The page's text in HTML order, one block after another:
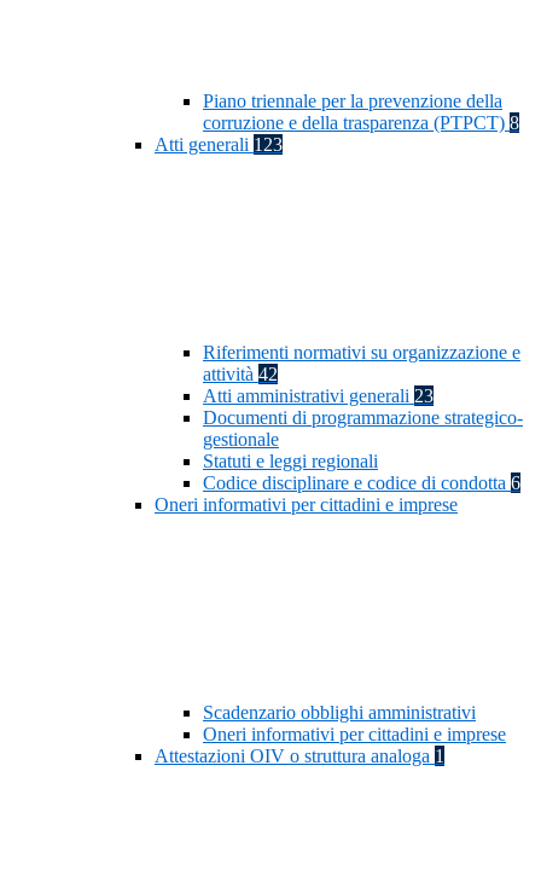
Piano triennale per la prevenzione della
corruzione e della trasparenza (PTPCT) 8
Atti generali 123
Riferimenti normativi su organizzazione e
attività 42
Atti amministrativi generali 23
Documenti di programmazione strategico-
gestionale
Statuti e leggi regionali
Codice disciplinare e codice di condotta 6
Oneri informativi per cittadini e imprese
Scadenzario obblighi amministrativi
Oneri informativi per cittadini e imprese
Attestazioni OIV o struttura analoga 1